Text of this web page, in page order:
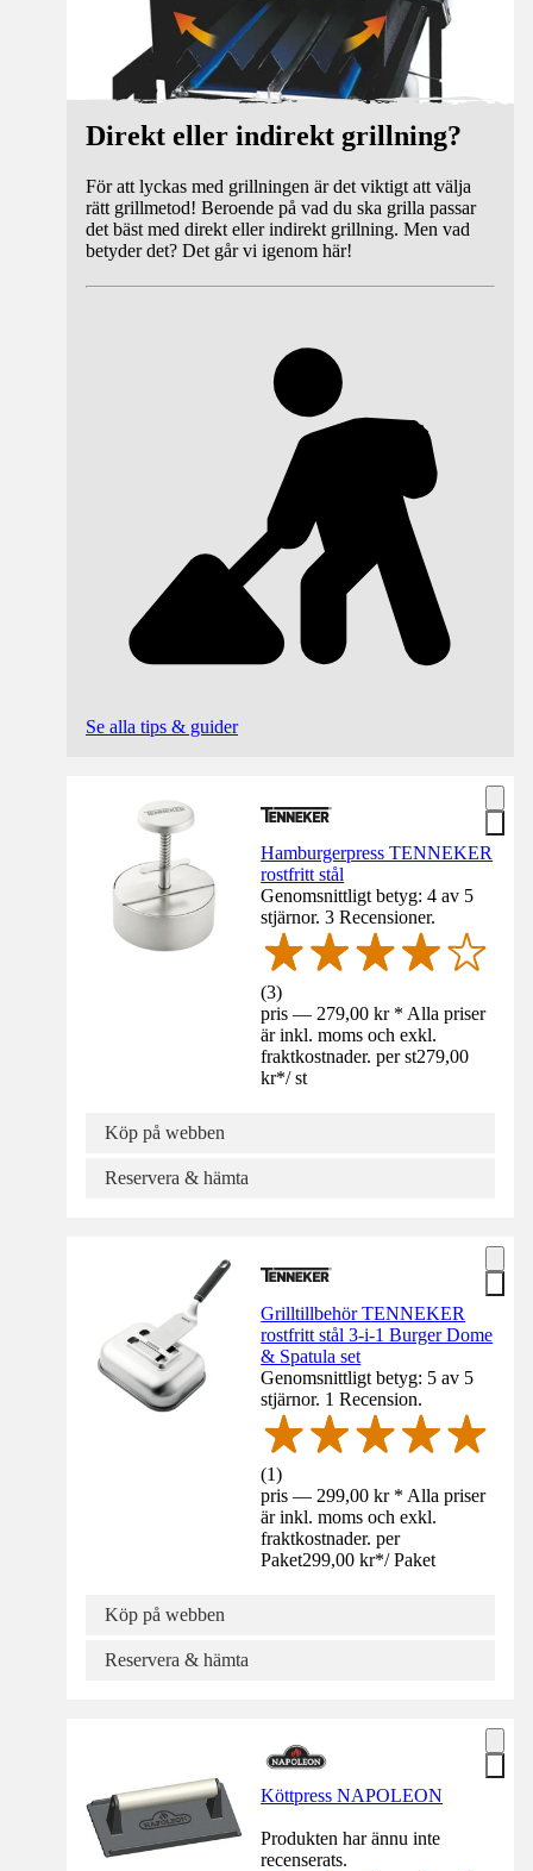
Direkt eller indirekt grillning?
För att lyckas med grillningen är det viktigt att välja
rätt grillmetod! Beroende på vad du ska grilla passar
det bäst med direkt eller indirekt grillning. Men vad
betyder det? Det går vi igenom här!
Se alla tips & guider
Hamburgerpress TENNEKER
rostfritt stål
Genomsnittligt betyg: 4 av 5
stjärnor. 3 Recensioner.
(3)
pris — 279,00 kr * Alla priser
är inkl. moms och exkl.
fraktkostnader. per st279,00
kr*/ st
Köp på webben
Reservera & hämta
Grilltillbehör TENNEKER
rostfritt stål 3-i-1 Burger Dome
& Spatula set
Genomsnittligt betyg: 5 av 5
stjärnor. 1 Recension.
(1)
pris — 299,00 kr * Alla priser
är inkl. moms och exkl.
fraktkostnader. per
Paket299,00 kr*/ Paket
Köp på webben
Reservera & hämta
Köttpress NAPOLEON
Produkten har ännu inte
recenserats.